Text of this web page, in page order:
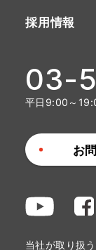
03-
平日9:00～
採用情報
お
当社が取り扱